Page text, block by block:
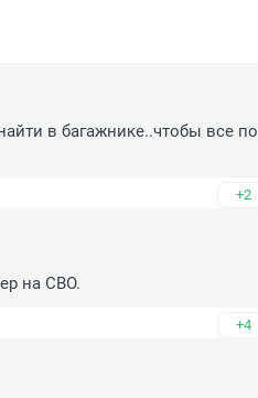
в багажнике..чтобы все по
+2
на СВО.
+4